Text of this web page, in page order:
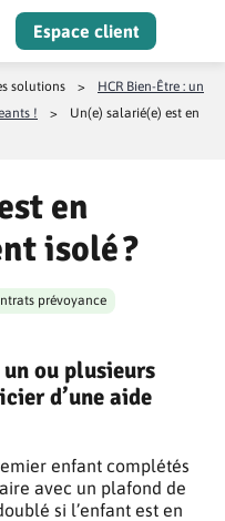
Espace client
solutions >
HCR Bien-Être : un
!
>
Un(e) salarié(e) est en
en
isolé ?
prévoyance
ou plusieurs
d’une aide
enfant complétés
avec un plafond de
si l’enfant est en